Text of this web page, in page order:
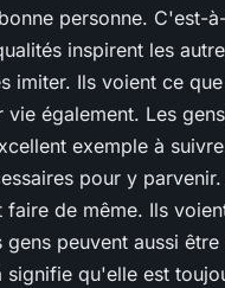
personne. C'est-
inspirent les
imiter. Ils voient ce
également. Les
exemple à
pour y
de même. Ils
peuvent aussi
qu'elle est